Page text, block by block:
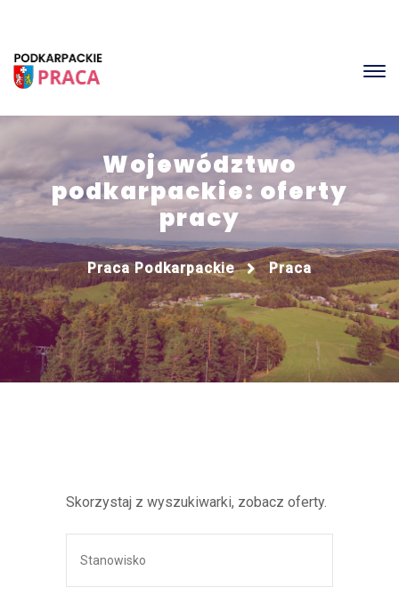
Województwo
podkarpackie: oferty
pracy
Praca Podkarpackie Praca
Skorzystaj z wyszukiwarki, zobacz oferty.